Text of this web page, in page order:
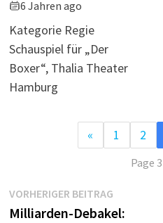
6 Jahren ago
Kategorie Regie
Schauspiel für „Der
Boxer“, Thalia Theater
Hamburg
« 1 2
Page
Beitragsnavigation
VORHERIGER BEITRAG
Beitrag:
Milliarden-Debakel: